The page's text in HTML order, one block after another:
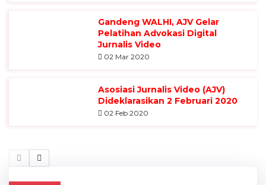
Gandeng WALHI, AJV Gelar
Pelatihan Advokasi Digital
Jurnalis Video
02 Mar 2020
Asosiasi Jurnalis Video (AJV)
Dideklarasikan 2 Februari 2020
02 Feb 2020